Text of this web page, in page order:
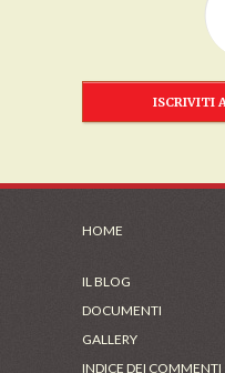
ISCRIVITI
HOME
IL BLOG
DOCUMENTI
GALLERY
INDICE DEI COMMENTI